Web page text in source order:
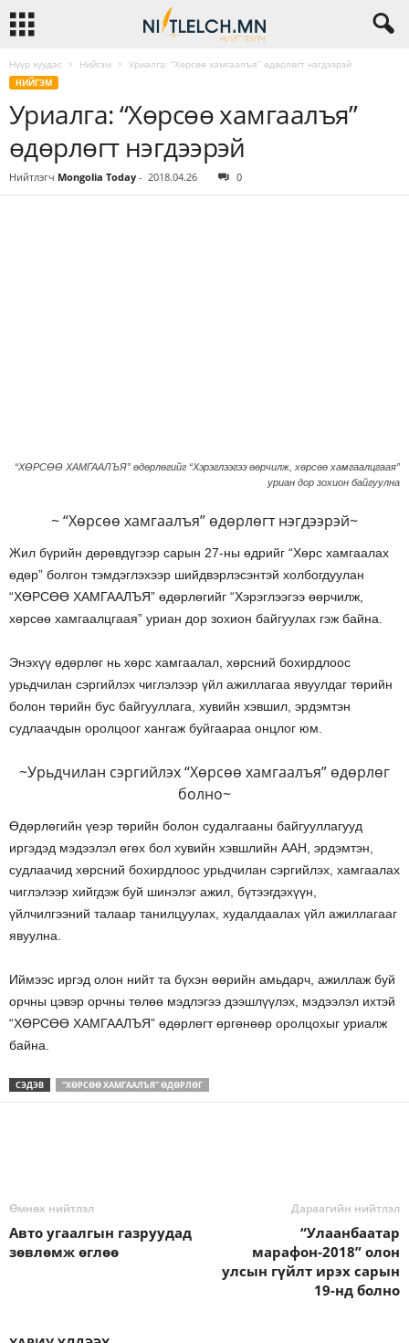
Нүүр хуудас Нийгэм Уриалга: “Хөрсөө хамгаалъя” өдөрлөгт нэгдээрэй
НИЙГЭМ
Уриалга: “Хөрсөө хамгаалъя”
өдөрлөгт нэгдээрэй
Нийтлэгч Mongolia Today - 2018.04.26 0
“ХӨРСӨӨ ХАМГААЛЪЯ” өдөрлөгийг “Хэрэглээгээ өөрчилж, хөрсөө хамгаалцгаая”
уриан дор зохион байгуулна
~ “Хөрсөө хамгаалъя” өдөрлөгт нэгдээрэй~
Жил бүрийн дөрөвдүгээр сарын 27-ны өдрийг “Хөрс хамгаалах
өдөр” болгон тэмдэглэхээр шийдвэрлэсэнтэй холбогдуулан
“ХӨРСӨӨ ХАМГААЛЪЯ” өдөрлөгийг “Хэрэглээгээ өөрчилж,
хөрсөө хамгаалцгаая” уриан дор зохион байгуулах гэж байна.
Энэхүү өдөрлөг нь хөрс хамгаалал, хөрсний бохирдлоос
урьдчилан сэргийлэх чиглэлээр үйл ажиллагаа явуулдаг төрийн
болон төрийн бус байгууллага, хувийн хэвшил, эрдэмтэн
судлаачдын оролцоог хангаж буйгаараа онцлог юм.
~Урьдчилан сэргийлэх “Хөрсөө хамгаалъя” өдөрлөг
болно~
Өдөрлөгийн үеэр төрийн болон судалгааны байгууллагууд
иргэдэд мэдээлэл өгөх бол хувийн хэвшлийн ААН, эрдэмтэн,
судлаачид хөрсний бохирдлоос урьдчилан сэргийлэх, хамгаалах
чиглэлээр хийгдэж буй шинэлэг ажил, бүтээгдэхүүн,
үйлчилгээний талаар танилцуулах, худалдаалах үйл ажиллагааг
явуулна.
Иймээс иргэд олон нийт та бүхэн өөрийн амьдарч, ажиллаж буй
орчны цэвэр орчны төлөө мэдлэгээ дээшлүүлэх, мэдээлэл ихтэй
“ХӨРСӨӨ ХАМГААЛЪЯ” өдөрлөгт өргөнөөр оролцохыг уриалж
байна.
СЭДЭВ “ХӨРСӨӨ ХАМГААЛЪЯ” ӨДӨРЛӨГ
Өмнөх нийтлэл
Авто угаалгын газруудад
зөвлөмж өглөө
Дараагийн нийтлэл
“Улаанбаатар
марафон-2018” олон
улсын гүйлт ирэх сарын
19-нд болно